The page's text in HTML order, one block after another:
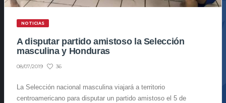
NOTICIAS
A disputar partido amistoso la Selección
masculina y Honduras
08/07/2019 36
La Selección nacional masculina viajará a territorio
centroamericano para disputar un partido amistoso el 5 de